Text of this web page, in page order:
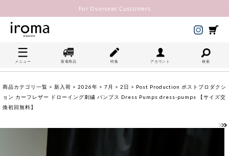
For Overseas Customers
メニュー 新着商品 特集 アカウント 検索
商品カテゴリ一覧 > 新入荷 > 2026年 > 7月 > 2日 > Post Production ポストプロダクシ
ョン カーフレザー ドローイング刺繍 パンプス Dress Pumps dress-pumps 【サイズ交
換初回無料】